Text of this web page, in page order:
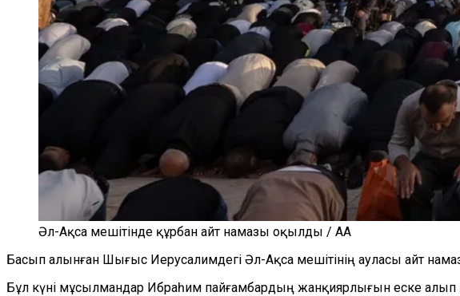
Әл-Ақса мешітінде құрбан айт намазы оқылды / AA
Басып алынған Шығыс Иерусалимдегі Әл-Ақса мешітінің ауласы айт
Бұл күні мұсылмандар Ибраһим пайғамбардың жанқиярлығын еске